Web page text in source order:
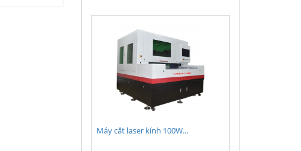
Máy cắt laser kính 100W...